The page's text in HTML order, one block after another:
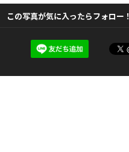
この写真が気に入ったらフォロー！